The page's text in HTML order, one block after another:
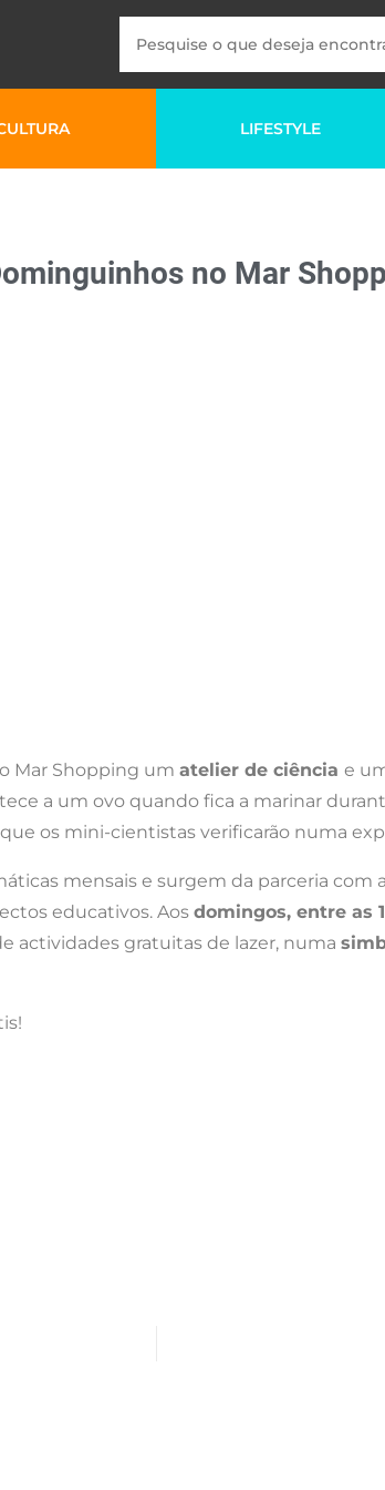
LIFESTYLE
no Mar
Mar Shopping um atelier de ciência e
a um ovo quando fica a marinar
os mini-cientistas verificarão numa
mensais e surgem da parceria com
educativos. Aos domingos, entre as
actividades gratuitas de lazer, numa